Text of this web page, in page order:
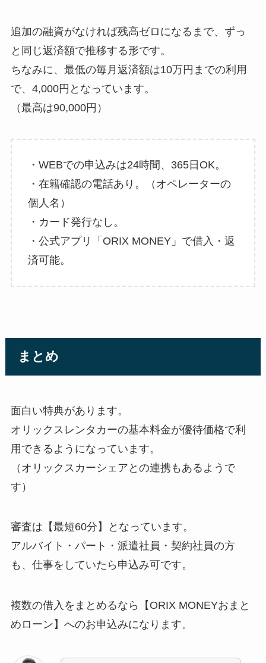
追加の融資がなければ残高ゼロになるまで、ずっ
と同じ返済額で推移する形です。
ちなみに、最低の毎月返済額は10万円までの利用
で、4,000円となっています。
（最高は90,000円）
・WEBでの申込みは24時間、365日OK。
・在籍確認の電話あり。（オペレーターの
個人名）
・カード発行なし。
・公式アプリ「ORIX MONEY」で借入・返
済可能。
まとめ
面白い特典があります。
オリックスレンタカーの基本料金が優待価格で利
用できるようになっています。
（オリックスカーシェアとの連携もあるようで
す）
審査は【最短60分】となっています。
アルバイト・パート・派遣社員・契約社員の方
も、仕事をしていたら申込み可です。
複数の借入をまとめるなら【ORIX MONEYおまと
めローン】へのお申込みになります。